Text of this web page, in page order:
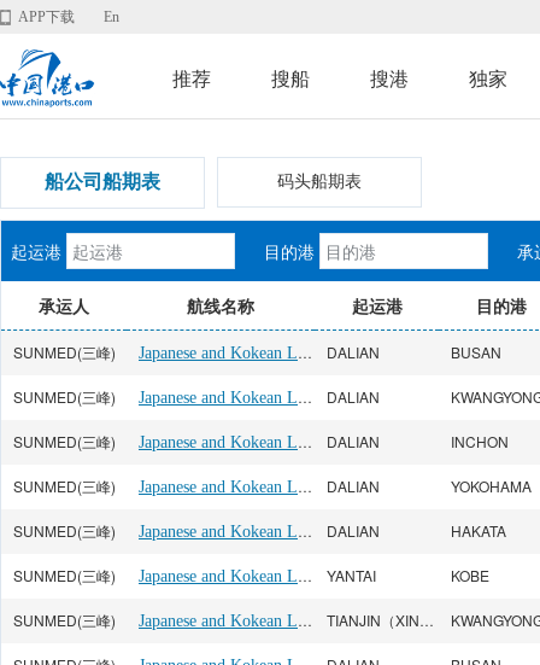
APP下载 En
推荐 搜船 搜港 独家
船公司船期表 码头船期表
起运港 目的港 承
承运人 航线名称 起运港 目的港
SUNMED(三峰) Japanese and Kokean Line DALIAN BUSAN
SUNMED(三峰) Japanese and Kokean Line DALIAN
SUNMED(三峰) Japanese and Kokean Line DALIAN INCHON
SUNMED(三峰) Japanese and Kokean Line DALIAN YOKOHAMA
SUNMED(三峰) Japanese and Kokean Line DALIAN HAKATA
SUNMED(三峰) Japanese and Kokean Line YANTAI KOBE
SUNMED(三峰) Japanese and Kokean Line TIANJIN（XINGANG）